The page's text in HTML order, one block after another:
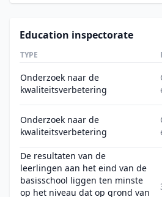
Education inspectorate
TYPE
Onderzoek naar de
kwaliteitsverbetering
Onderzoek naar de
kwaliteitsverbetering
De resultaten van de
leerlingen aan het eind van de
basisschool liggen ten minste
op het niveau dat op grond van